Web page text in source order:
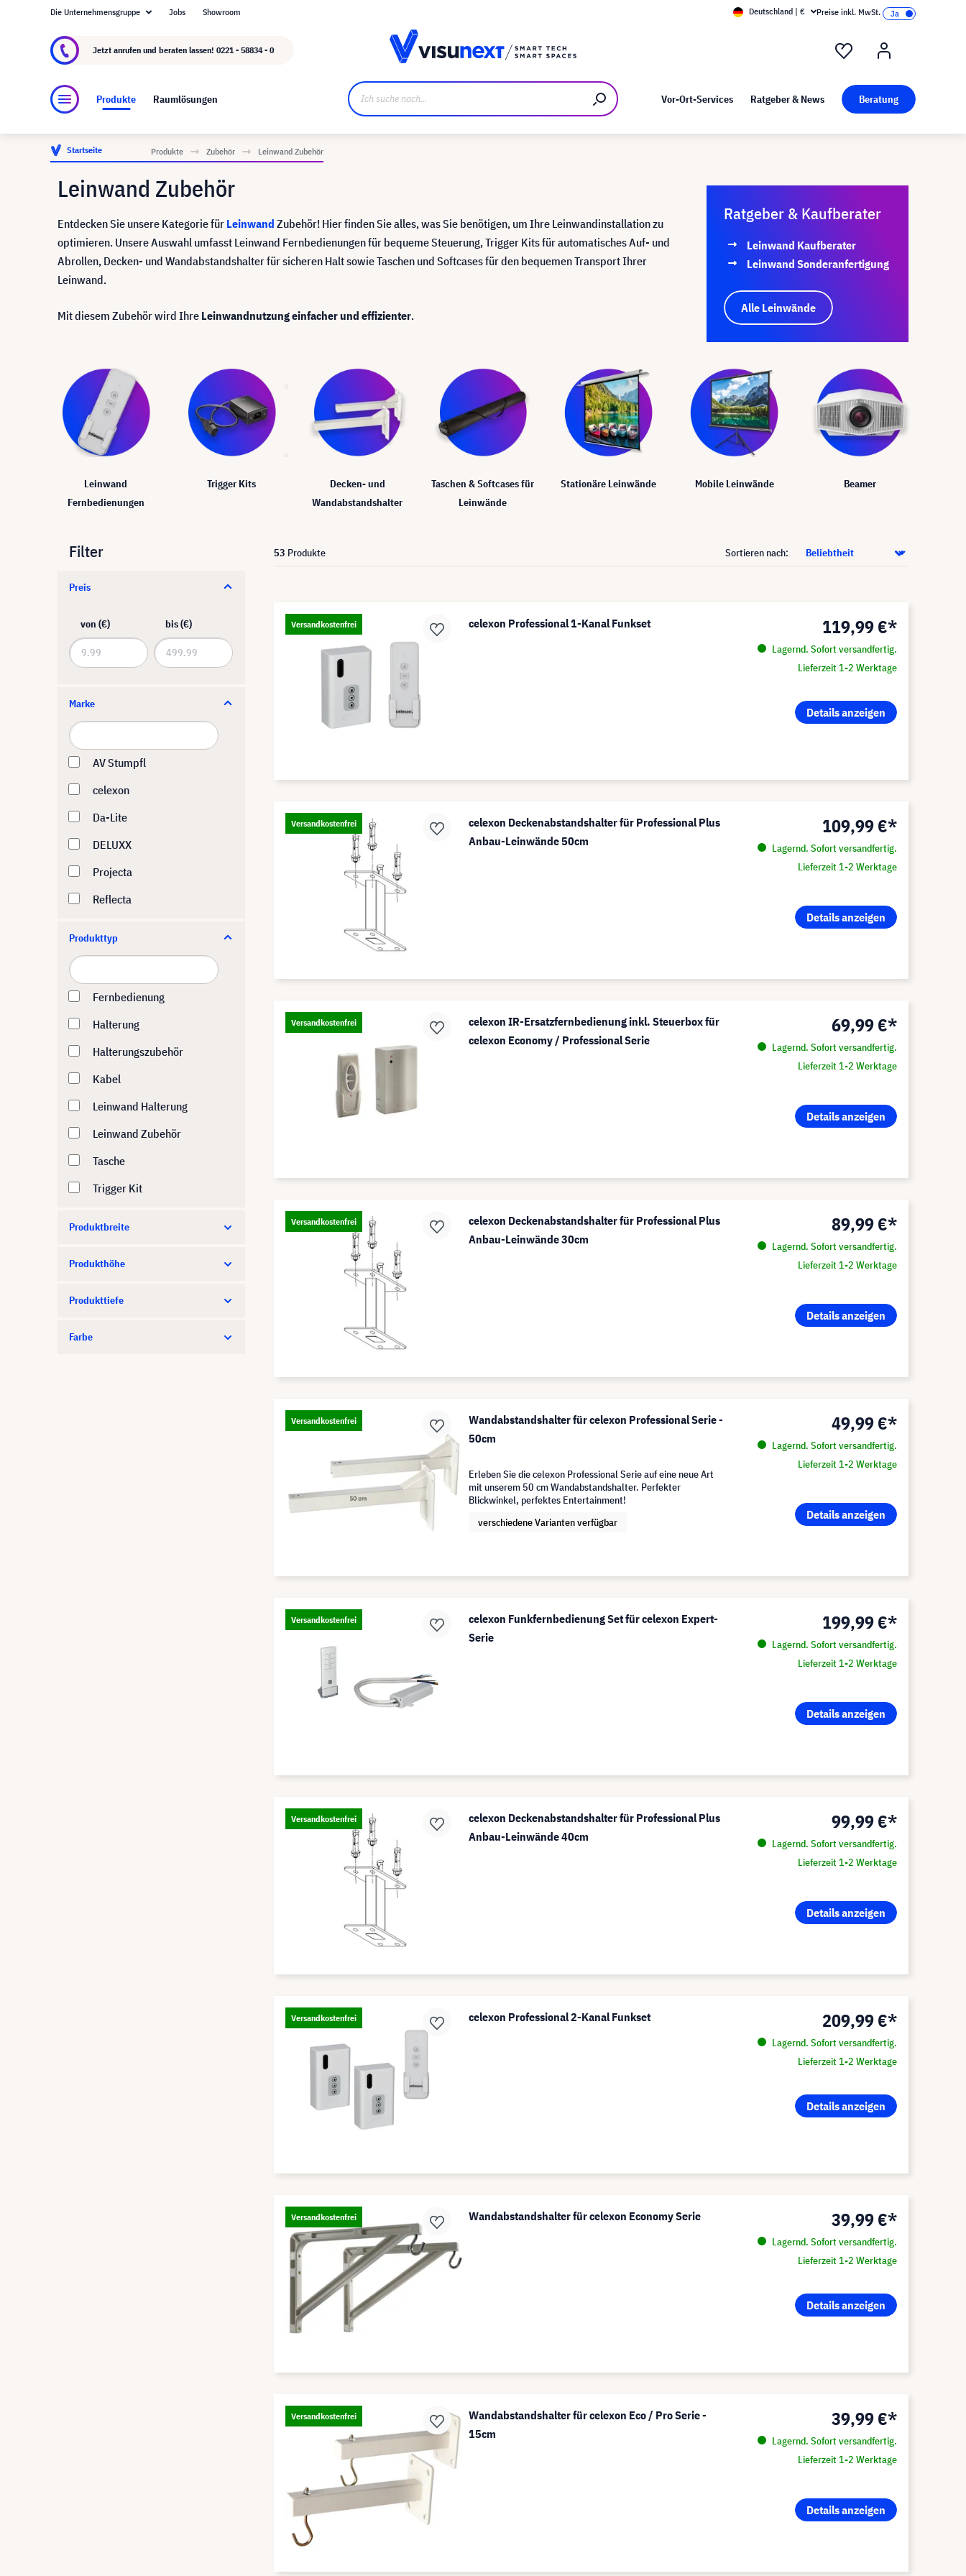
Über visunext.de Kunst bei visunext
Die Unternehmensgruppe Jobs Showroom Deutschland | € Preise inkl. MwSt.
Jetzt anrufen und beraten lassen! 0221 - 58834 - 0
Produkte Raumlösungen Vor-Ort-Services Ratgeber & News Beratung
Startseite Produkte Zubehör Leinwand Zubehör
Leinwand Zubehör
Entdecken Sie unsere Kategorie für Leinwand Zubehör! Hier finden Sie alles, was Sie benötigen, um Ihre Leinwandinstallation zu
optimieren. Unsere Auswahl umfasst Leinwand Fernbedienungen für bequeme Steuerung, Trigger Kits für automatisches Auf- und
Abrollen, Decken- und Wandabstandshalter für sicheren Halt sowie Taschen und Softcases für den bequemen Transport Ihrer
Leinwand.
Mit diesem Zubehör wird Ihre Leinwandnutzung einfacher und effizienter.
Ratgeber & Kaufberater
Leinwand Kaufberater
Leinwand Sonderanfertigung
Alle Leinwände
Leinwand
Fernbedienungen
Trigger Kits
Decken- und
Wandabstandshalter
Taschen & Softcases für
Leinwände
Stationäre Leinwände Mobile Leinwände Beamer
Filter
Preis
von (€) bis (€)
Marke
AV Stumpfl
celexon
Da-Lite
DELUXX
Projecta
Reflecta
Produkttyp
Fernbedienung
Halterung
Halterungszubehör
Kabel
Leinwand Halterung
Leinwand Zubehör
Tasche
Trigger Kit
Produktbreite
Produkthöhe
Produkttiefe
Farbe
53 Produkte Sortieren nach:
Versandkostenfrei celexon Professional 1-Kanal Funkset 119,99 €*
Lagernd. Sofort versandfertig.
Lieferzeit 1-2 Werktage
Details anzeigen
Versandkostenfrei
celexon Deckenabstandshalter für Professional Plus
Anbau-Leinwände 50cm
109,99 €*
Lagernd. Sofort versandfertig.
Lieferzeit 1-2 Werktage
Details anzeigen
Versandkostenfrei
celexon IR-Ersatzfernbedienung inkl. Steuerbox für
celexon Economy / Professional Serie
69,99 €*
Lagernd. Sofort versandfertig.
Lieferzeit 1-2 Werktage
Details anzeigen
Versandkostenfrei
celexon Deckenabstandshalter für Professional Plus
Anbau-Leinwände 30cm
89,99 €*
Lagernd. Sofort versandfertig.
Lieferzeit 1-2 Werktage
Details anzeigen
Versandkostenfrei
Wandabstandshalter für celexon Professional Serie -
50cm
49,99 €*
Lagernd. Sofort versandfertig.
Lieferzeit 1-2 Werktage
Details anzeigen
Erleben Sie die celexon Professional Serie auf eine neue Art
mit unserem 50 cm Wandabstandshalter. Perfekter
Blickwinkel, perfektes Entertainment!
verschiedene Varianten verfügbar
Versandkostenfrei
celexon Funkfernbedienung Set für celexon Expert-
Serie
199,99 €*
Lagernd. Sofort versandfertig.
Lieferzeit 1-2 Werktage
Details anzeigen
Versandkostenfrei
celexon Deckenabstandshalter für Professional Plus
Anbau-Leinwände 40cm
99,99 €*
Lagernd. Sofort versandfertig.
Lieferzeit 1-2 Werktage
Details anzeigen
Versandkostenfrei celexon Professional 2-Kanal Funkset 209,99 €*
Lagernd. Sofort versandfertig.
Lieferzeit 1-2 Werktage
Details anzeigen
Versandkostenfrei Wandabstandshalter für celexon Economy Serie 39,99 €*
Lagernd. Sofort versandfertig.
Lieferzeit 1-2 Werktage
Details anzeigen
Versandkostenfrei
Wandabstandshalter für celexon Eco / Pro Serie -
15cm
39,99 €*
Lagernd. Sofort versandfertig.
Lieferzeit 1-2 Werktage
Details anzeigen